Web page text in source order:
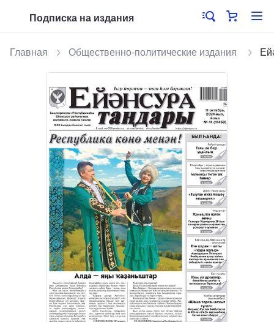
Подписка на издания
Главная Общественно-политические издания